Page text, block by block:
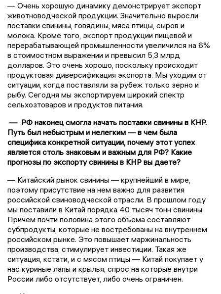
— Очень хорошую динамику демонстрирует экспорт
животноводческой продукции. Значительно выросли
поставки свинины, говядины, мяса птицы, сыров и
молока. Кроме того, экспорт продукции пищевой и
перерабатывающей промышленности увеличился на 6%
в стоимостном выражении и превысил 5,3 млрд
долларов. Это очень хорошо, поскольку происходит
продуктовая диверсификация экспорта. Мы уходим от
ситуации, когда поставляли за рубеж только зерно и
рыбу. Сегодня мы экспортируем широкий спектр
сельхозтоваров и продуктов питания.
— РФ наконец смогла начать поставки свинины в КНР.
Путь был небыстрым и нелегким — в чем была
специфика конкретной ситуации, почему этот успех
является столь знаковым и важным для РФ? Какие
прогнозы по экспорту свинины в КНР вы даете?
— Китайский рынок свинины — крупнейший в мире,
поэтому присутствие на нем важно для развития
российской свиноводческой отрасли. В прошлом году
мы поставили в Китай порядка 40 тысяч тонн свинины.
Причем почти половина этого объема составляют
субпродукты, которые не востребованы на внутреннем
российском рынке. Это повышает маржинальность
производства, стимулирует инвестиции. Такая же
ситуация, кстати, и с мясом птицы — Китай покупает у
нас куриные лапы и крылья, спрос на которые внутри
России либо отсутствует, либо очень ограничен.